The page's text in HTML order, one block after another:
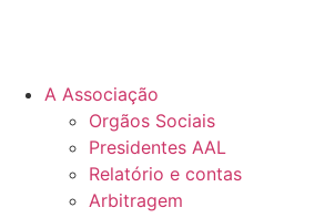
A Associação
Orgãos Sociais
Presidentes AAL
Relatório e contas
Arbitragem